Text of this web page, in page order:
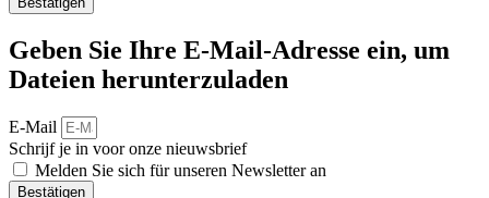
Geben Sie Ihre E-Mail-Adresse ein, um
Dateien herunterzuladen
E-Mail
Schrijf je in voor onze nieuwsbrief
Melden Sie sich für unseren Newsletter an
Bestätigen